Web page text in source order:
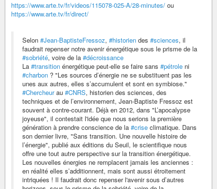
https://www.arte.tv/fr/videos/115078-025-A/28-minutes/ ou
https://www.arte.tv/fr/direct/
Selon #Jean-BaptisteFressoz, #historien des #sciences, il
faudrait repenser notre avenir énergétique sous le prisme de la
#sobriété, voire de la #décroissance
La #transition énergétique peut-elle se faire sans #pétrole ni
#charbon ? "Les sources d’énergie ne se substituent pas les
unes aux autres, elles s’accumulent et sont en symbiose."
#Chercheurau #CNRS, historien des sciences, des
techniques et de l’environnement, Jean-Baptiste Fressoz est
souvent à contre-courant. Déjà en 2012, dans "L’apocalypse
joyeuse", il contestait l'idée que nous serions la première
génération à prendre conscience de la #crise climatique. Dans
son dernier livre, "Sans transition. Une nouvelle histoire de
l’énergie", publié aux éditions du Seuil, le scientifique nous
offre une tout autre perspective sur la transition énergétique.
Les nouvelles énergies ne remplacent jamais les anciennes :
en réalité elles s’additionnent, mais sont aussi étroitement
intriquées ! Il faudrait donc repenser l'avenir sous d’autres